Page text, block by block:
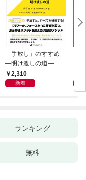
「手放し」のすすめ
―明け渡しの道―
2,310
新着
ランキング
無料